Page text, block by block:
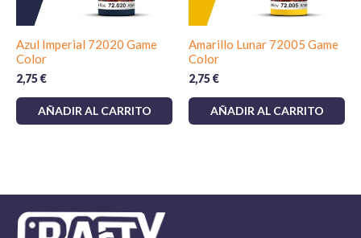
Azul Imperial 72020 Game
Color
2,75€
AÑADIR AL CARRITO
Amarillo Lunar 72005 Game
Color
2,75€
AÑADIR AL CARRITO